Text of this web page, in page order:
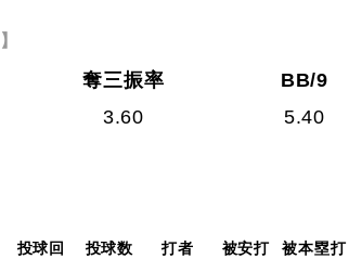
奪三振率 BB/9
3.60 5.40
投球回 投球数 打者 被安打 被本塁打